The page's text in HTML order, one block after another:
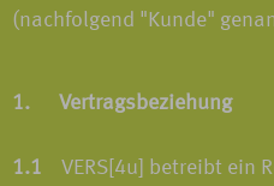
(nachfolgend "Kunde"
1. Vertragsbeziehung
1.1
VERS[4u] betreibt ein